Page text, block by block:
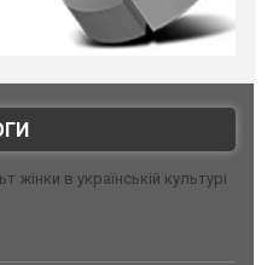
жінки в українській культурі